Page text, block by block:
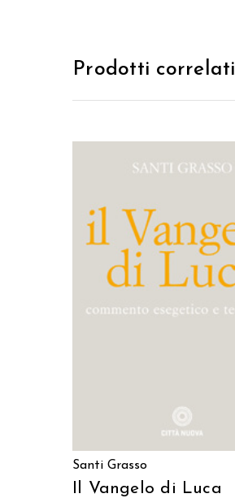
Prodotti correlati
Santi Grasso
Il Vangelo di Luca